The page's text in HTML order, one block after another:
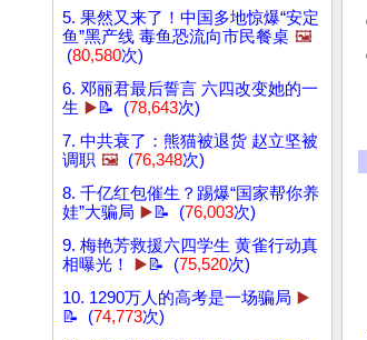
5. 果然又来了！中国多地惊爆“安定
鱼”黑产线 毒鱼恐流向市民餐桌 🖼️
(80,580次)
6. 邓丽君最后誓言 六四改变她的一
生 ▶️📝 (78,643次)
7. 中共衰了：熊猫被退货 赵立坚被
调职 🖼️ (76,348次)
8. 千亿红包催生？踢爆“国家帮你养
娃”大骗局 ▶️📝 (76,003次)
9. 梅艳芳救援六四学生 黄雀行动真
相曝光！
▶️📝 (75,520次)
10. 1290万人的高考是一场骗局 ▶️
📝 (74,773次)